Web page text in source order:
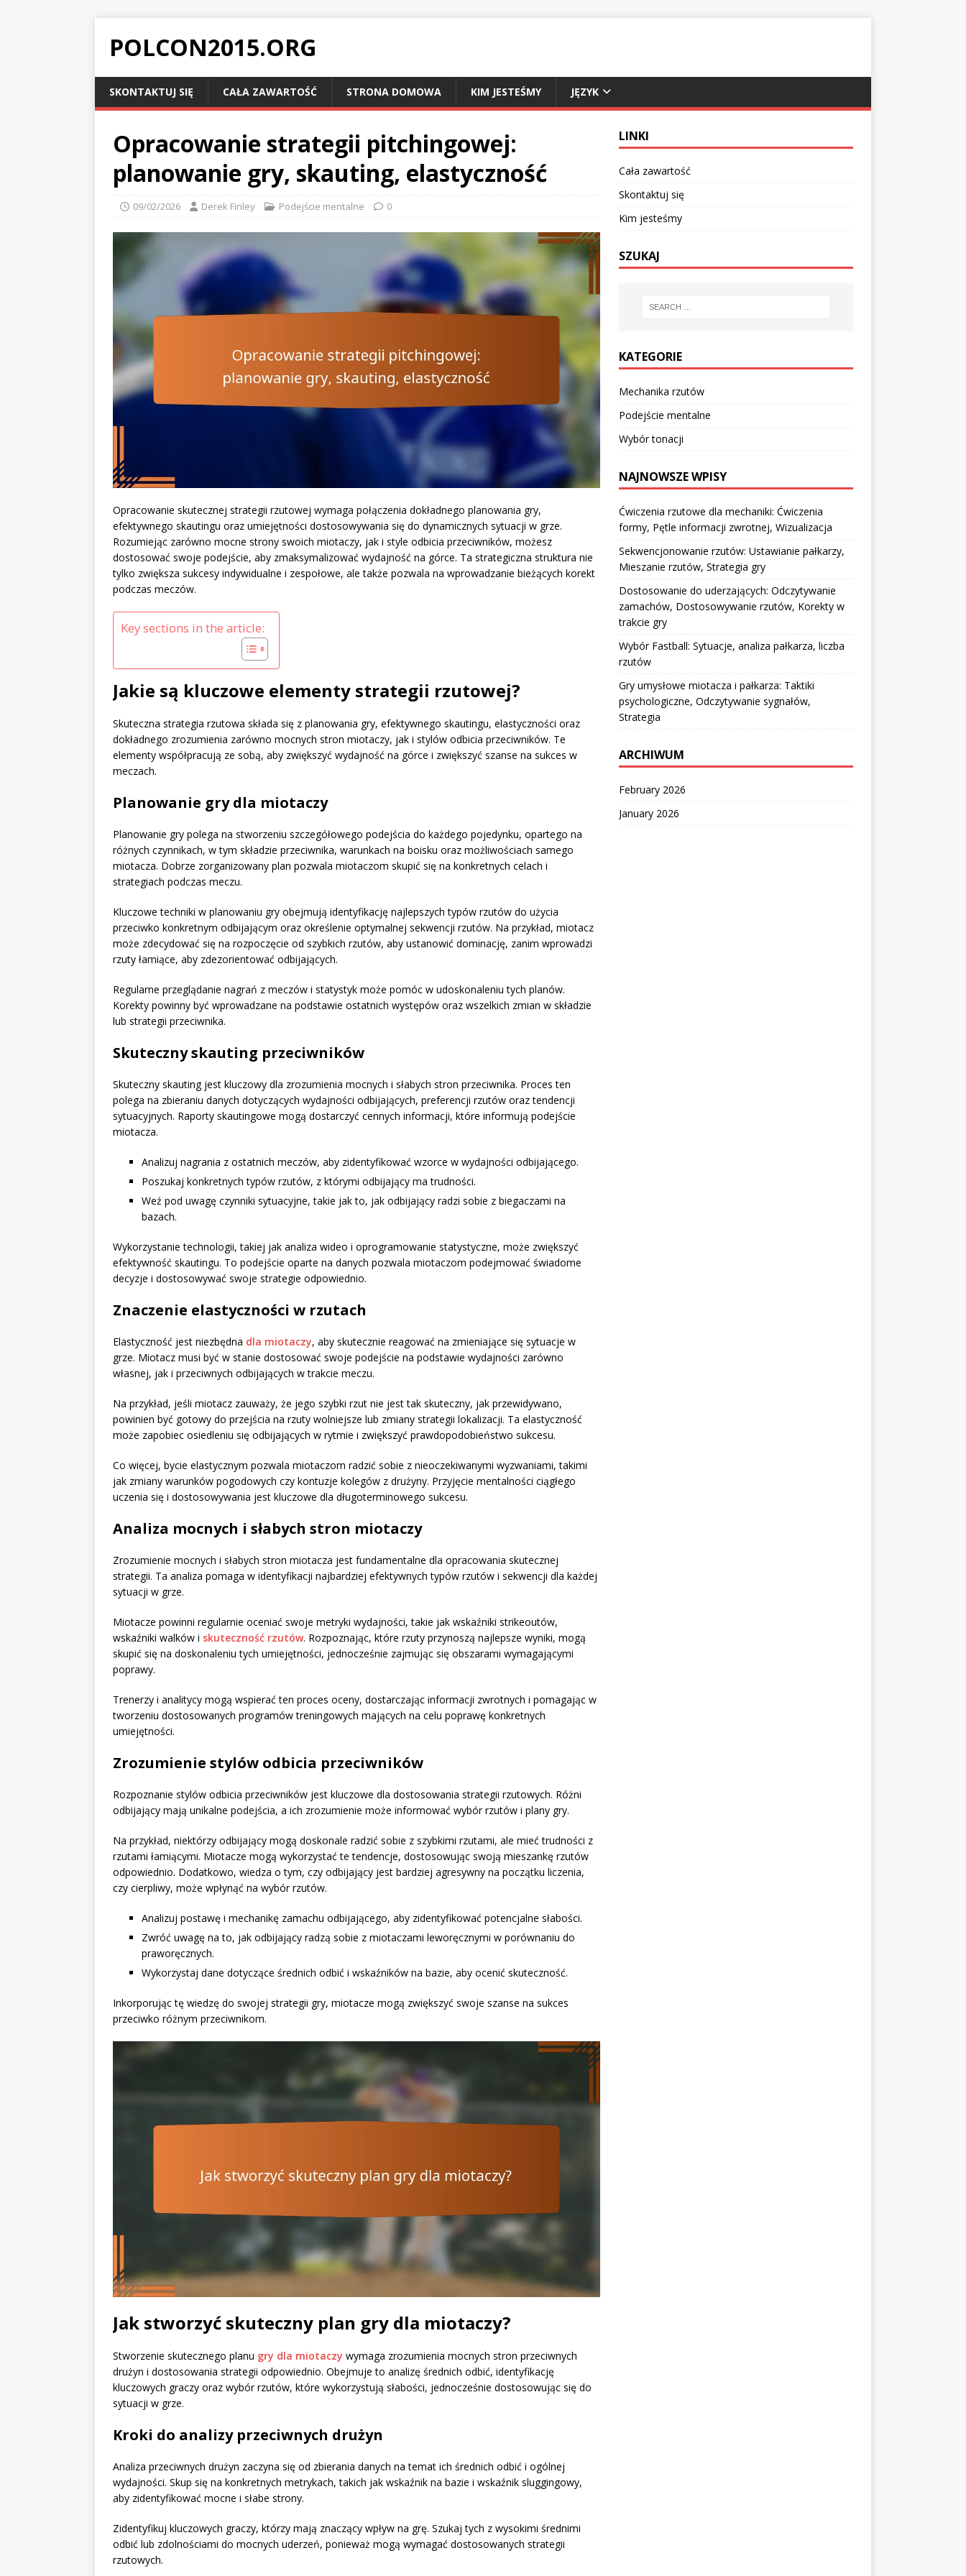
POLCON2015.ORG
SKONTAKTUJ SIĘ CAŁA ZAWARTOŚĆ STRONA DOMOWA KIM JESTEŚMY JĘZYK
Opracowanie strategii pitchingowej:
planowanie gry, skauting, elastyczność
09/02/2026 Derek Finley Podejście mentalne 0
Opracowanie skutecznej strategii rzutowej wymaga połączenia dokładnego planowania gry,
efektywnego skautingu oraz umiejętności dostosowywania się do dynamicznych sytuacji w grze.
Rozumiejąc zarówno mocne strony swoich miotaczy, jak i style odbicia przeciwników, możesz
dostosować swoje podejście, aby zmaksymalizować wydajność na górce. Ta strategiczna struktura nie
tylko zwiększa sukcesy indywidualne i zespołowe, ale także pozwala na wprowadzanie bieżących korekt
podczas meczów.
Key sections in the article:
Jakie są kluczowe elementy strategii rzutowej?
Skuteczna strategia rzutowa składa się z planowania gry, efektywnego skautingu, elastyczności oraz
dokładnego zrozumienia zarówno mocnych stron miotaczy, jak i stylów odbicia przeciwników. Te
elementy współpracują ze sobą, aby zwiększyć wydajność na górce i zwiększyć szanse na sukces w
meczach.
Planowanie gry dla miotaczy
Planowanie gry polega na stworzeniu szczegółowego podejścia do każdego pojedynku, opartego na
różnych czynnikach, w tym składzie przeciwnika, warunkach na boisku oraz możliwościach samego
miotacza. Dobrze zorganizowany plan pozwala miotaczom skupić się na konkretnych celach i
strategiach podczas meczu.
Kluczowe techniki w planowaniu gry obejmują identyfikację najlepszych typów rzutów do użycia
przeciwko konkretnym odbijającym oraz określenie optymalnej sekwencji rzutów. Na przykład, miotacz
może zdecydować się na rozpoczęcie od szybkich rzutów, aby ustanowić dominację, zanim wprowadzi
rzuty łamiące, aby zdezorientować odbijających.
Regularne przeglądanie nagrań z meczów i statystyk może pomóc w udoskonaleniu tych planów.
Korekty powinny być wprowadzane na podstawie ostatnich występów oraz wszelkich zmian w składzie
lub strategii przeciwnika.
Skuteczny skauting przeciwników
Skuteczny skauting jest kluczowy dla zrozumienia mocnych i słabych stron przeciwnika. Proces ten
polega na zbieraniu danych dotyczących wydajności odbijających, preferencji rzutów oraz tendencji
sytuacyjnych. Raporty skautingowe mogą dostarczyć cennych informacji, które informują podejście
miotacza.
Analizuj nagrania z ostatnich meczów, aby zidentyfikować wzorce w wydajności odbijającego.
Poszukaj konkretnych typów rzutów, z którymi odbijający ma trudności.
Weź pod uwagę czynniki sytuacyjne, takie jak to, jak odbijający radzi sobie z biegaczami na
bazach.
Wykorzystanie technologii, takiej jak analiza wideo i oprogramowanie statystyczne, może zwiększyć
efektywność skautingu. To podejście oparte na danych pozwala miotaczom podejmować świadome
decyzje i dostosowywać swoje strategie odpowiednio.
Znaczenie elastyczności w rzutach
Elastyczność jest niezbędna dla miotaczy, aby skutecznie reagować na zmieniające się sytuacje w
grze. Miotacz musi być w stanie dostosować swoje podejście na podstawie wydajności zarówno
własnej, jak i przeciwnych odbijających w trakcie meczu.
Na przykład, jeśli miotacz zauważy, że jego szybki rzut nie jest tak skuteczny, jak przewidywano,
powinien być gotowy do przejścia na rzuty wolniejsze lub zmiany strategii lokalizacji. Ta elastyczność
może zapobiec osiedleniu się odbijających w rytmie i zwiększyć prawdopodobieństwo sukcesu.
Co więcej, bycie elastycznym pozwala miotaczom radzić sobie z nieoczekiwanymi wyzwaniami, takimi
jak zmiany warunków pogodowych czy kontuzje kolegów z drużyny. Przyjęcie mentalności ciągłego
uczenia się i dostosowywania jest kluczowe dla długoterminowego sukcesu.
Analiza mocnych i słabych stron miotaczy
Zrozumienie mocnych i słabych stron miotacza jest fundamentalne dla opracowania skutecznej
strategii. Ta analiza pomaga w identyfikacji najbardziej efektywnych typów rzutów i sekwencji dla każdej
sytuacji w grze.
Miotacze powinni regularnie oceniać swoje metryki wydajności, takie jak wskaźniki strikeoutów,
wskaźniki walków i skuteczność rzutów. Rozpoznając, które rzuty przynoszą najlepsze wyniki, mogą
skupić się na doskonaleniu tych umiejętności, jednocześnie zajmując się obszarami wymagającymi
poprawy.
Trenerzy i analitycy mogą wspierać ten proces oceny, dostarczając informacji zwrotnych i pomagając w
tworzeniu dostosowanych programów treningowych mających na celu poprawę konkretnych
umiejętności.
Zrozumienie stylów odbicia przeciwników
Rozpoznanie stylów odbicia przeciwników jest kluczowe dla dostosowania strategii rzutowych. Różni
odbijający mają unikalne podejścia, a ich zrozumienie może informować wybór rzutów i plany gry.
Na przykład, niektórzy odbijający mogą doskonale radzić sobie z szybkimi rzutami, ale mieć trudności z
rzutami łamiącymi. Miotacze mogą wykorzystać te tendencje, dostosowując swoją mieszankę rzutów
odpowiednio. Dodatkowo, wiedza o tym, czy odbijający jest bardziej agresywny na początku liczenia,
czy cierpliwy, może wpłynąć na wybór rzutów.
Analizuj postawę i mechanikę zamachu odbijającego, aby zidentyfikować potencjalne słabości.
Zwróć uwagę na to, jak odbijający radzą sobie z miotaczami leworęcznymi w porównaniu do
praworęcznych.
Wykorzystaj dane dotyczące średnich odbić i wskaźników na bazie, aby ocenić skuteczność.
Inkorporując tę wiedzę do swojej strategii gry, miotacze mogą zwiększyć swoje szanse na sukces
przeciwko różnym przeciwnikom.
Jak stworzyć skuteczny plan gry dla miotaczy?
Stworzenie skutecznego planu gry dla miotaczy wymaga zrozumienia mocnych stron przeciwnych
drużyn i dostosowania strategii odpowiednio. Obejmuje to analizę średnich odbić, identyfikację
kluczowych graczy oraz wybór rzutów, które wykorzystują słabości, jednocześnie dostosowując się do
sytuacji w grze.
Kroki do analizy przeciwnych drużyn
Analiza przeciwnych drużyn zaczyna się od zbierania danych na temat ich średnich odbić i ogólnej
wydajności. Skup się na konkretnych metrykach, takich jak wskaźnik na bazie i wskaźnik sluggingowy,
aby zidentyfikować mocne i słabe strony.
Zidentyfikuj kluczowych graczy, którzy mają znaczący wpływ na grę. Szukaj tych z wysokimi średnimi
odbić lub zdolnościami do mocnych uderzeń, ponieważ mogą wymagać dostosowanych strategii
rzutowych.
LINKI
Cała zawartość
Skontaktuj się
Kim jesteśmy
SZUKAJ
KATEGORIE
Mechanika rzutów
Podejście mentalne
Wybór tonacji
NAJNOWSZE WPISY
Ćwiczenia rzutowe dla mechaniki: Ćwiczenia
formy, Pętle informacji zwrotnej, Wizualizacja
Sekwencjonowanie rzutów: Ustawianie pałkarzy,
Mieszanie rzutów, Strategia gry
Dostosowanie do uderzających: Odczytywanie
zamachów, Dostosowywanie rzutów, Korekty w
trakcie gry
Wybór Fastball: Sytuacje, analiza pałkarza, liczba
rzutów
Gry umysłowe miotacza i pałkarza: Taktiki
psychologiczne, Odczytywanie sygnałów,
Strategia
ARCHIWUM
February 2026
January 2026